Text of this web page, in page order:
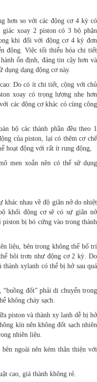
hơn so với các động cơ 4 kỳ có
xoay 2 piston có 3 bộ phận
khi đối với động cơ 4 kỳ đơn
động. Việc tối thiểu hóa chi tiết
ổn định, đáng tin cậy hơn và
dụng dạng động cơ này.
Do có ít chi tiết, cộng với chủ
xoay có trọng lượng nhẹ hơn
các động cơ khác có cùng công
bộ các thành phần đều theo 1
của piston, lại có thêm cơ chế
hoạt động với rất ít rung động,
men xoắn nên có thể sử dụng
nhau về độ giãn nở do nhiệt
khối động cơ sẽ có sự giãn nở
bị bó cứng vào trong thành
liệu, bên trong không thể bố trí
bôi trơn như động cơ 2 kỳ. Do
xylanh có thể bị hở sau quá
đốt” phải di chuyển trong
không cháy sạch.
piston và thành xy lanh dễ bị hở
kín nên không đốt sạch nhiên
nhiên liệu.
ngoài nên kém thân thiện với
cao, giá thành không rẻ.